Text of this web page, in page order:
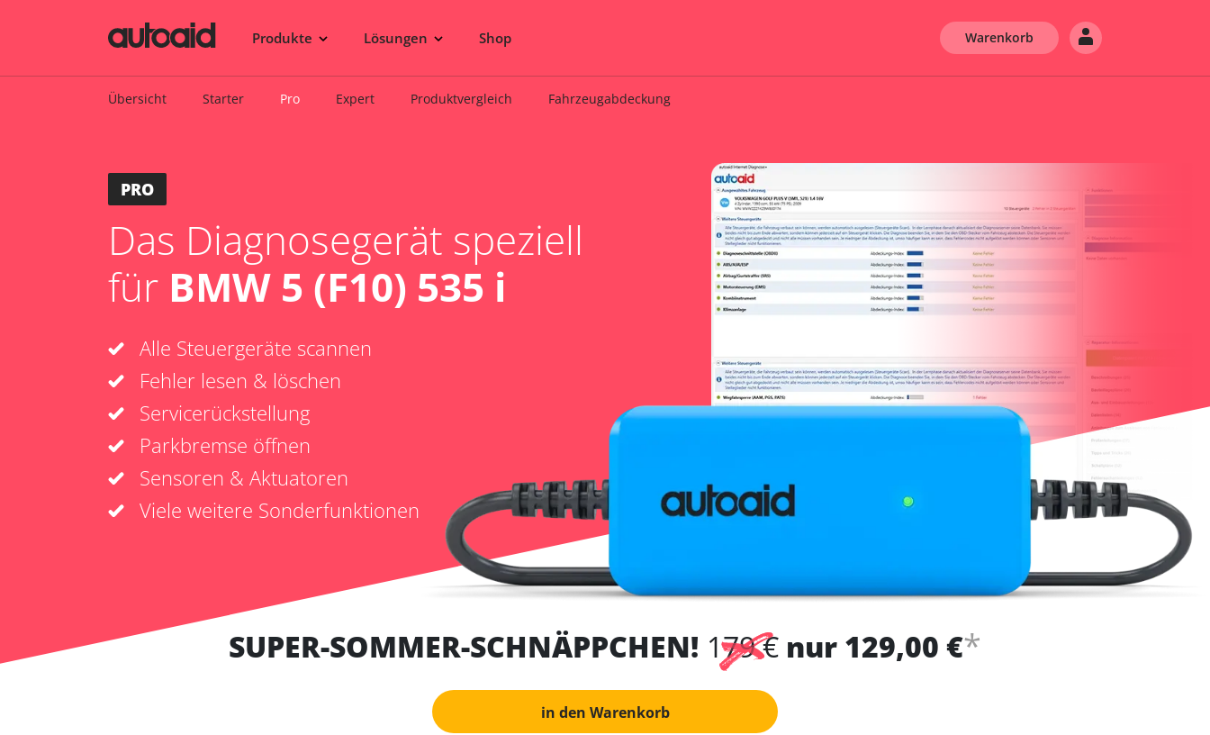
Produkte Lösungen Shop Warenkorb
Übersicht Starter Pro Expert Produktvergleich Fahrzeugabdeckung
PRO
Das Diagnosegerät speziell
für BMW 5 (F10) 535 i
Alle Steuergeräte scannen
Fehler lesen & löschen
Servicerückstellung
Parkbremse öffnen
Sensoren & Aktuatoren
Viele weitere Sonderfunktionen
SUPER-SOMMER-SCHNÄPPCHEN! 179 € nur 129,00 €*
in den Warenkorb